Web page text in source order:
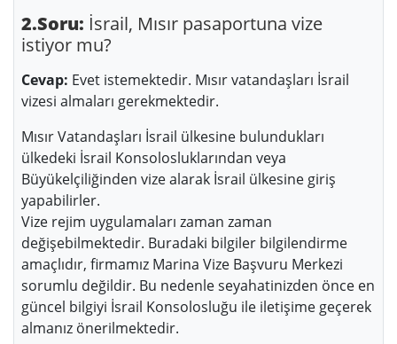
2.Soru: İsrail, Mısır pasaportuna vize
istiyor mu?
Cevap: Evet istemektedir. Mısır vatandaşları İsrail
vizesi almaları gerekmektedir.
Mısır Vatandaşları İsrail ülkesine bulundukları
ülkedeki İsrail Konsolosluklarından veya
Büyükelçiliğinden vize alarak İsrail ülkesine giriş
yapabilirler.
Vize rejim uygulamaları zaman zaman
değişebilmektedir. Buradaki bilgiler bilgilendirme
amaçlıdır, firmamız Marina Vize Başvuru Merkezi
sorumlu değildir. Bu nedenle seyahatinizden önce en
güncel bilgiyi İsrail Konsolosluğu ile iletişime geçerek
almanız önerilmektedir.